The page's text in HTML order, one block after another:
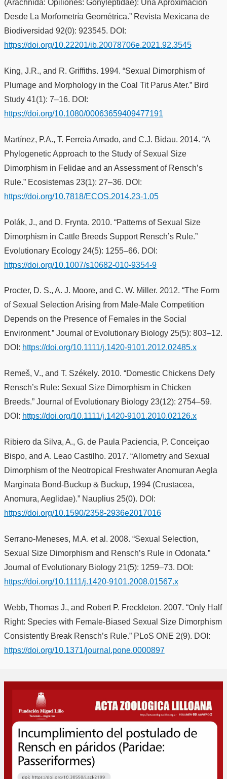
(Arachnida: Opiliones: Gonyleptidae): Una Aproximación
Desde La Morfometría Geométrica.” Revista Mexicana de
Biodiversidad 92(0): 923545. DOI:
https://doi.org/10.22201/ib.20078706e.2021.92.3545
King, J.R., and R. Griffiths. 1994. “Sexual Dimorphism of
Plumage and Morphology in the Coal Tit Parus Ater.” Bird
Study 41(1): 7–16. DOI:
https://doi.org/10.1080/00063659409477191
Martínez, P.A., T. Ferreia Amado, and C.J. Bidau. 2014. “A
Phylogenetic Approach to the Study of Sexual Size
Dimorphism in Felidae and an Assessment of Rensch’s
Rule.” Ecosistemas 23(1): 27–36. DOI:
https://doi.org/10.7818/ECOS.2014.23-1.05
Polák, J., and D. Frynta. 2010. “Patterns of Sexual Size
Dimorphism in Cattle Breeds Support Rensch’s Rule.”
Evolutionary Ecology 24(5): 1255–66. DOI:
https://doi.org/10.1007/s10682-010-9354-9
Procter, D. S., A. J. Moore, and C. W. Miller. 2012. “The Form
of Sexual Selection Arising from Male-Male Competition
Depends on the Presence of Females in the Social
Environment.” Journal of Evolutionary Biology 25(5): 803–12.
DOI: https://doi.org/10.1111/j.1420-9101.2012.02485.x
Remeš, V., and T. Székely. 2010. “Domestic Chickens Defy
Rensch’s Rule: Sexual Size Dimorphism in Chicken
Breeds.” Journal of Evolutionary Biology 23(12): 2754–59.
DOI: https://doi.org/10.1111/j.1420-9101.2010.02126.x
Ribiero da Silva, A., G. de Paula Paciencia, P. Conceiçao
Bispo, and A. Leao Castilho. 2017. “Allometry and Sexual
Dimorphism of the Neotropical Freshwater Anomuran Aegla
Marginata Bond-Buckup & Buckup, 1994 (Crustacea,
Anomura, Aeglidae).” Nauplius 25(0). DOI:
https://doi.org/10.1590/2358-2936e2017016
Serrano-Meneses, M.A. et al. 2008. “Sexual Selection,
Sexual Size Dimorphism and Rensch’s Rule in Odonata.”
Journal of Evolutionary Biology 21(5): 1259–73. DOI:
https://doi.org/10.1111/j.1420-9101.2008.01567.x
Webb, Thomas J., and Robert P. Freckleton. 2007. “Only Half
Right: Species with Female-Biased Sexual Size Dimorphism
Consistently Break Rensch’s Rule.” PLoS ONE 2(9). DOI:
https://doi.org/10.1371/journal.pone.0000897